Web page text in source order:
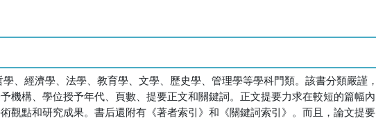
、經濟學、法學、教育學、文學、歷史學、管理學等學科門類。該書分類嚴謹，
構、學位授予年代、頁數、提要正文和關鍵詞。正文提要力求在較短的篇幅內
點和研究成果。書后還附有《著者索引》和《關鍵詞索引》。而且，論文提要